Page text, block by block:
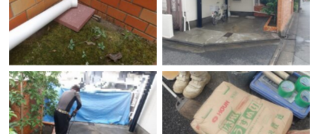
雨水受けブロック 床面高圧洗浄
高圧洗浄 左官材料